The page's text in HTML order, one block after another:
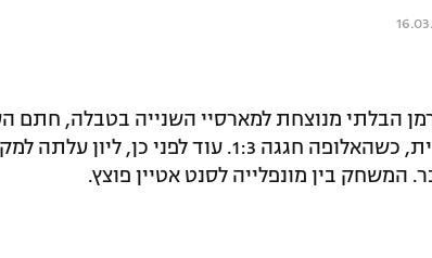
הבלתי מנוצחת למארסיי השנייה בטבלה, חתם
המחזור ה-26 בליגה הצרפתית, כשהאלופה חגגה 1:3. עוד